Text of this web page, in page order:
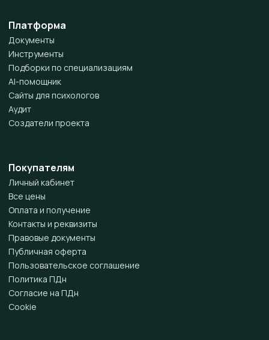
Платформа
Документы
Инструменты
Подборки по специализациям
AI-помощник
Сайты для психологов
Аудит
Создатели проекта
Покупателям
Личный кабинет
Все цены
Оплата и получение
Контакты и реквизиты
Правовые документы
Публичная оферта
Пользовательское соглашение
Политика ПДн
Согласие на ПДн
Cookie